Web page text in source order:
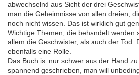
abwechselnd aus Sicht der drei
man die Geheimnisse von allen dreien,
noch nicht wissen. Das ist wirklich gut
Wichtige Themen, die behandelt werden
allem die Geschwister, als auch der Tod.
ebenfalls eine Rolle.
Das Buch ist nur schwer aus der Hand
spannend geschrieben, man will